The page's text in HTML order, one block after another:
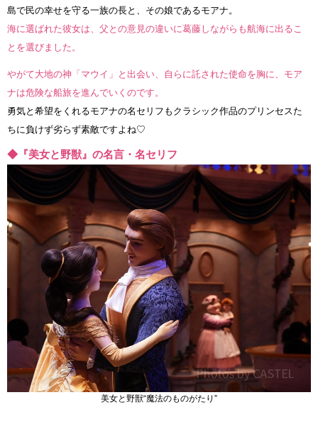
島で民の幸せを守る一族の長と、その娘であるモアナ。
海に選ばれた彼女は、父との意見の違いに葛藤しながらも航海に出るこ
とを選びました。
やがて大地の神「マウイ」と出会い、自らに託された使命を胸に、モア
ナは危険な船旅を進んでいくのです。
勇気と希望をくれるモアナの名セリフもクラシック作品のプリンセスた
ちに負けず劣らず素敵ですよね♡
◆『美女と野獣』の名言・名セリフ
美女と野獣“魔法のものがたり”